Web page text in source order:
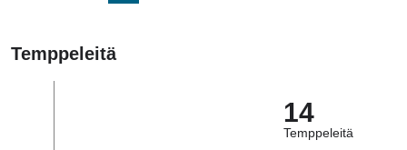
Temppeleitä
14
Temppeleitä